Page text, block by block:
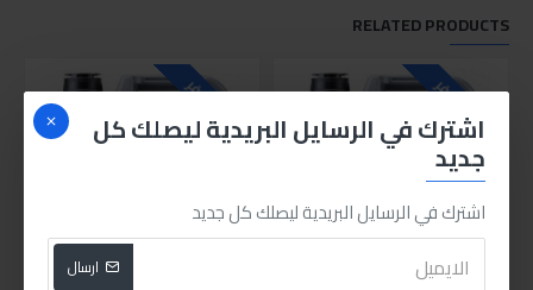
اشترك في الرسايل البريدية ليصلك كل
جديد
اشترك في الرسايل البريدية ليصلك كل جديد
ارسال
RELATED PRODUCTS
غير متوفر غير متوفر